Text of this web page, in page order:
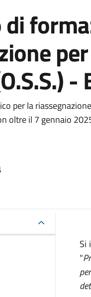
-
notizia
per la
oltre il 7 gennaio
Si
"